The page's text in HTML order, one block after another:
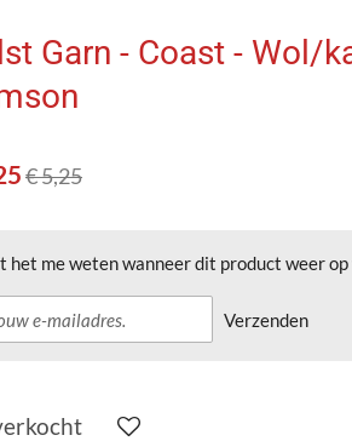
Garn - Coast - Wol/
€ 5,25
het me weten wanneer dit product weer
Verzenden